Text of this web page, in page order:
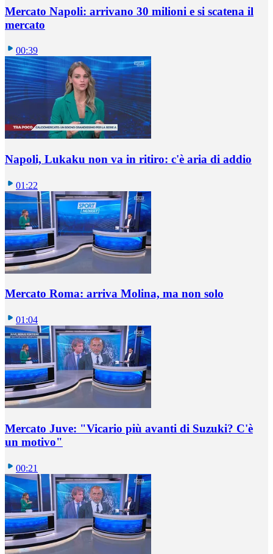
Mercato Napoli: arrivano 30 milioni e si scatena il
mercato
00:39
Napoli, Lukaku non va in ritiro: c'è aria di addio
01:22
Mercato Roma: arriva Molina, ma non solo
01:04
Mercato Juve: "Vicario più avanti di Suzuki? C'è
un motivo"
00:21